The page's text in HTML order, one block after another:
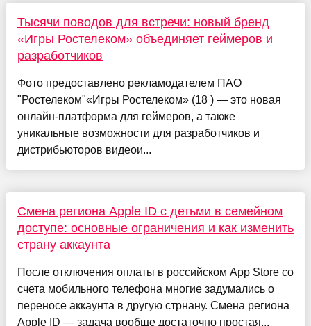
Тысячи поводов для встречи: новый бренд
«Игры Ростелеком» объединяет геймеров и
разработчиков
Фото предоставлено рекламодателем ПАО
"Ростелеком"«Игры Ростелеком» (18 ) — это новая
онлайн-платформа для геймеров, а также
уникальные возможности для разработчиков и
дистрибьюторов видеои...
Смена региона Apple ID с детьми в семейном
доступе: основные ограничения и как изменить
страну аккаунта
После отключения оплаты в российском App Store со
счета мобильного телефона многие задумались о
переносе аккаунта в другую стрнану. Смена региона
Apple ID — задача вообще достаточно простая...